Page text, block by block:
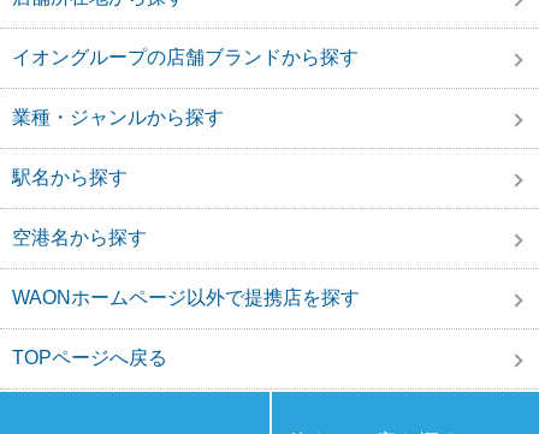
イオングループの店舗ブランドから探す
業種・ジャンルから探す
駅名から探す
空港名から探す
WAONホームページ以外で提携店を探す
TOPページへ戻る